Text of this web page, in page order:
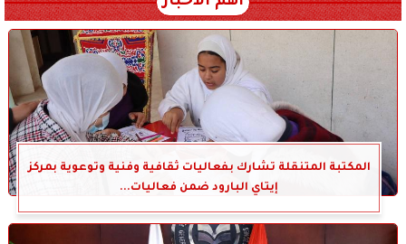
المكتبة المتنقلة تشارك بفعاليات ثقافية وفنية وتوعوية بمركز
إيتاي البارود ضمن فعاليات...